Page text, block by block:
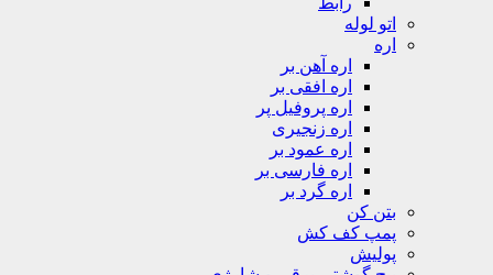
اتو لوله
اره
اره آهن بر
اره افقی بر
اره پروفیل پر
اره زنجیری
اره عمود بر
اره فارسی بر
اره گرد بر
بتن کن
پمپ کف کش
پولیش